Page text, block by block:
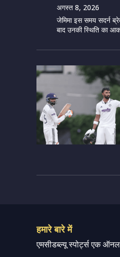
अगस्त 8, 2026
जेमिमा इस समय सदर्न
बाद उनकी स्थिति का
हमारे बारे में
एमसीडब्ल्यू स्पोर्ट्स एक